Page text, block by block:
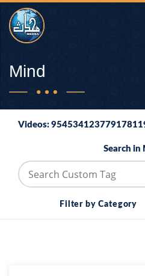
Mind
Videos:
Search in
Filter by Category